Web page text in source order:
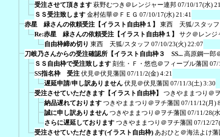
受注させて頂きます 萩野むつき＠レンジャー連邦 07/10/17(水)
ＳＳ受注致します 金村佑華＠ＦＥＧ 07/10/17(水) 21:41
赤星 緑さんの依頼受注【イラスト自由枠１】
東西 天狐/スタッフ
Re:赤星 緑さんの依頼受注【イラスト自由枠１】
サク＠レンジ
自由枠締め切り 東西 天狐/スタッフ 07/10/23(火) 22:07
刀岐乃さんからの受注確認所【イラスト自由枠３ SS... 高原鋼一郎
ＳＳ自由枠で受注致します 刻生・Ｆ・悠也＠フィーブル藩国 07/
SS指名枠 受注 伏見＠伏見藩国 07/11/2(金) 4:21
遅延申請/申し訳ありません 伏見＠伏見藩国 07/11/3(土) 3:30
受注させていただきます【イラスト自由枠】
つきやままつり＠
納品遅れております つきやままつり＠ヲチ藩国 07/11/12(月)
誠に申し訳ありません つきやままつり＠ヲチ藩国 07/11/28(
さらに遅延しております つきやままつり＠ヲチ藩国 07/12/
受注させていただきます(イラスト自由枠) あおひと＠海法よけ藩